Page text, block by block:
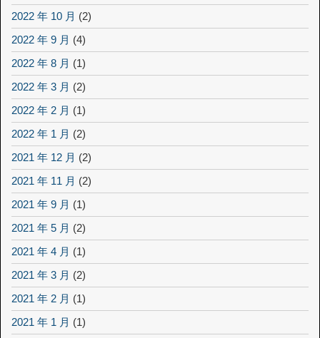
2022 年 10 月 (2)
2022 年 9 月 (4)
2022 年 8 月 (1)
2022 年 3 月 (2)
2022 年 2 月 (1)
2022 年 1 月 (2)
2021 年 12 月 (2)
2021 年 11 月 (2)
2021 年 9 月 (1)
2021 年 5 月 (2)
2021 年 4 月 (1)
2021 年 3 月 (2)
2021 年 2 月 (1)
2021 年 1 月 (1)